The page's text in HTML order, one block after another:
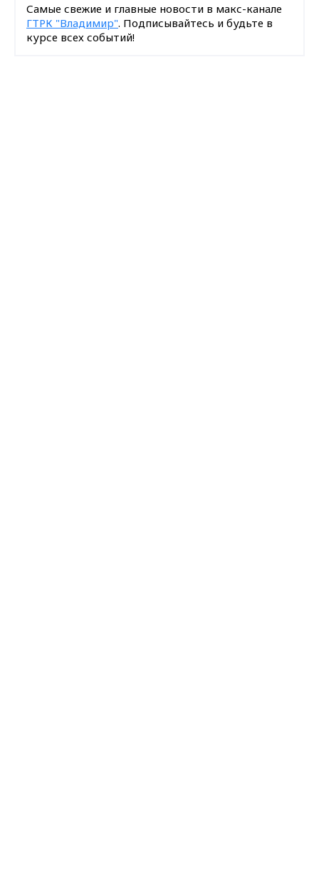
Самые свежие и главные новости в макс-канале
ГТРК "Владимир". Подписывайтесь и будьте в
курсе всех событий!